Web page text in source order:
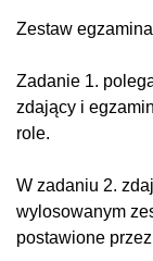
Zestaw
Zadanie 1.
zdający i
role.
W zadaniu 2.
wylosowanym
postawione